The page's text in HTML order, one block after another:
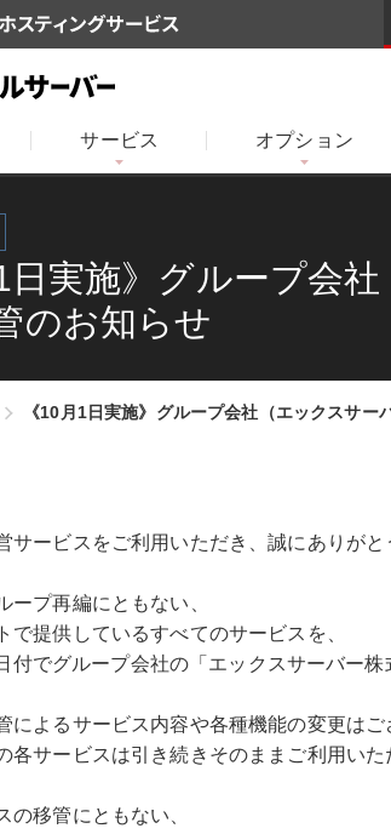
サービス オプション
1日実施》グループ会
のお知らせ
《10月1日実施》グループ会社（エックスサ
サービスをご利用いただき、誠にありがと
ープ再編にともない、
で提供しているすべてのサービスを、
付でグループ会社の「エックスサーバー株
によるサービス内容や各種機能の変更はご
各サービスは引き続きそのままご利用いた
の移管にともない、